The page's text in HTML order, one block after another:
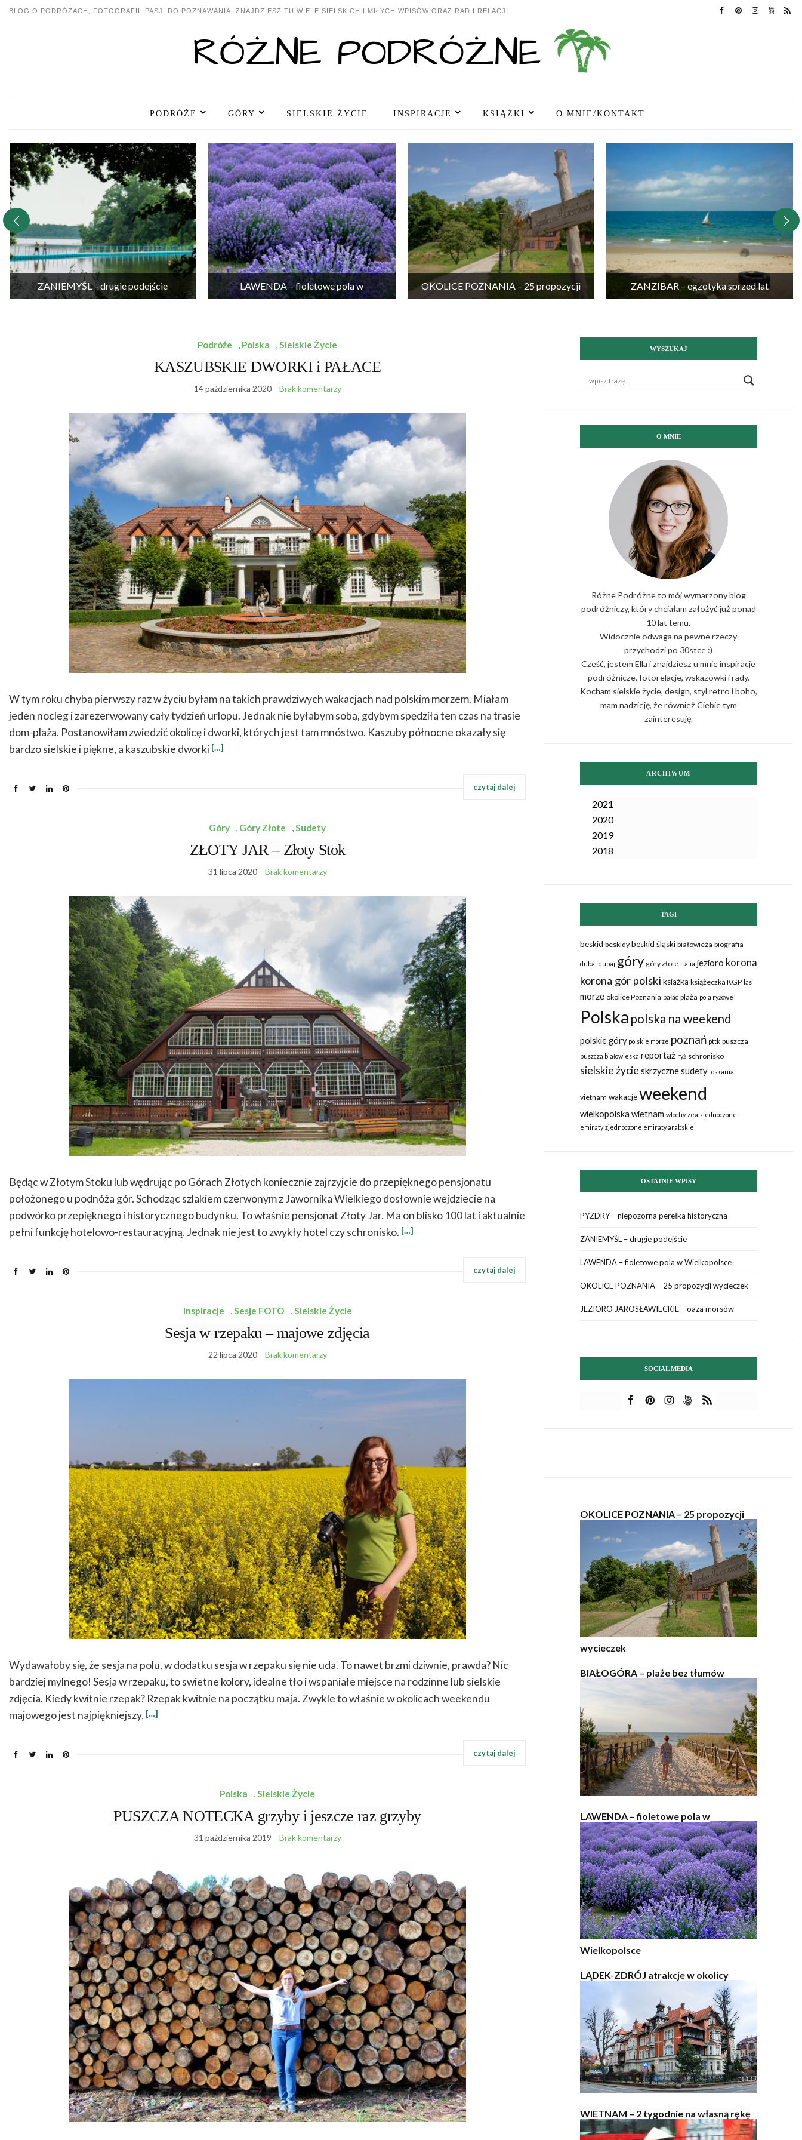
BLOG O PODRÓŻACH, FOTOGRAFII, PASJI DO POZNAWANIA. ZNAJDZIESZ TU WIELE SIELSKICH I MIŁYCH WPISÓW ORAZ RAD I RELACJI.
PODRÓŻE GÓRY SIELSKIE ŻYCIE INSPIRACJE KSIĄŻKI O MNIE/KONTAKT
ZANIEMYŚL – drugie podejście
LAWENDA – fioletowe pola w
OKOLICE POZNANIA – 25 propozycji
ZANZIBAR – egzotyka sprzed lat
Podróże , Polska ,Sielskie Życie
KASZUBSKIE DWORKI i PAŁACE
14 października 2020 Brak komentarzy
W tym roku chyba pierwszy raz w życiu byłam na takich prawdziwych wakacjach nad polskim morzem. Miałam
jeden nocleg i zarezerwowany cały tydzień urlopu. Jednak nie byłabym sobą, gdybym spędziła ten czas na trasie
dom-plaża. Postanowiłam zwiedzić okolicę i dworki, których jest tam mnóstwo. Kaszuby północne okazały się
bardzo sielskie i piękne, a kaszubskie dworki […]
Góry , Góry Złote ,Sudety
ZŁOTY JAR – Złoty Stok
31 lipca 2020 Brak komentarzy
Będąc w Złotym Stoku lub wędrując po Górach Złotych koniecznie zajrzyjcie do przepięknego pensjonatu
położonego u podnóża gór. Schodząc szlakiem czerwonym z Jawornika Wielkiego dosłownie wejdziecie na
podwórko przepięknego i historycznego budynku. To właśnie pensjonat Złoty Jar. Ma on blisko 100 lat i aktualnie
pełni funkcję hotelowo-restauracyjną. Jednak nie jest to zwykły hotel czy schronisko. […]
Inspiracje ,Sesje FOTO ,Sielskie Życie
Sesja w rzepaku – majowe zdjęcia
22 lipca 2020 Brak komentarzy
Wydawałoby się, że sesja na polu, w dodatku sesja w rzepaku się nie uda. To nawet brzmi dziwnie, prawda? Nic
bardziej mylnego! Sesja w rzepaku, to swietne kolory, idealne tło i wspaniałe miejsce na rodzinne lub sielskie
zdjęcia. Kiedy kwitnie rzepak? Rzepak kwitnie na początku maja. Zwykle to właśnie w okolicach weekendu
majowego jest najpiękniejszy, […]
Polska ,Sielskie Życie
PUSZCZA NOTECKA grzyby i jeszcze raz grzyby
31 października 2019 Brak komentarzy
WYSZUKAJ
O MNIE
Różne Podróżne to mój wymarzony blog
podróżniczy, który chciałam założyć już ponad
10 lat temu.
Widocznie odwaga na pewne rzeczy
przychodzi po 30stce :)
Cześć, jestem Ella i znajdziesz u mnie inspiracje
podróżnicze, fotorelacje, wskazówki i rady.
Kocham sielskie życie, design, styl retro i boho,
mam nadzieję, że również Ciebie tym
zainteresuję.
ARCHIWUM
2021
2020
2019
2018
TAGI
beskid beskidy beskid śląski białowieża biografia
dubai dubaj góry góry złote italia jezioro korona
korona gór polski ksiażka książeczka KGP las
morze okolice Poznania pałac plaża pola ryżowe
Polska polska na weekend
polskie góry polskie morze poznań pttk puszcza
puszcza białowieska reportaż ryż schronisko
sielskie życie skrzycznesudety toskania
vietnam wakacjeweekend
wielkopolska wietnam wlochy zea zjednoczone
emiraty zjednoczone emiraty arabskie
OSTATNIE WPISY
PYZDRY – niepozorna perełka historyczna
ZANIEMYŚL – drugie podejście
LAWENDA – fioletowe pola w Wielkopolsce
OKOLICE POZNANIA – 25 propozycji wycieczek
JEZIORO JAROSŁAWIECKIE – oaza morsów
SOCIAL MEDIA
OKOLICE POZNANIA – 25 propozycji
wycieczek
BIAŁOGÓRA – plaże bez tłumów
LAWENDA – fioletowe pola w
Wielkopolsce
LĄDEK-ZDRÓJ atrakcje w okolicy
WIETNAM – 2 tygodnie na własną rękę